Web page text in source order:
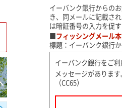
イーバンク銀行からの
き、同メールに記載さ
は暗証番号の入力を促
■フィッシングメール
標題：イーバンク銀行
イーバンク銀行をご
メッセージがありま
（CC65）